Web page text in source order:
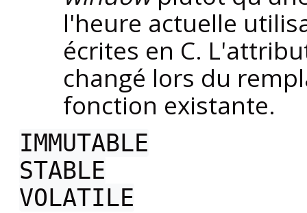
l'heure actuelle
écrites en C.
changé lors du
fonction existante.
IMMUTABLE
STABLE
VOLATILE